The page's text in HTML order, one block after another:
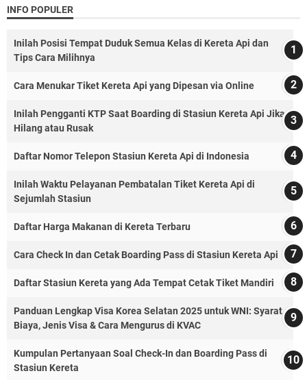
INFO POPULER
Inilah Posisi Tempat Duduk Semua Kelas di Kereta Api dan
Tips Cara Milihnya
Cara Menukar Tiket Kereta Api yang Dipesan via Online
Inilah Pengganti KTP Saat Boarding di Stasiun Kereta Api Jika
Hilang atau Rusak
Daftar Nomor Telepon Stasiun Kereta Api di Indonesia
Inilah Waktu Pelayanan Pembatalan Tiket Kereta Api di
Sejumlah Stasiun
Daftar Harga Makanan di Kereta Terbaru
Cara Check In dan Cetak Boarding Pass di Stasiun Kereta Api
Daftar Stasiun Kereta yang Ada Tempat Cetak Tiket Mandiri
Panduan Lengkap Visa Korea Selatan 2025 untuk WNI: Syarat,
Biaya, Jenis Visa & Cara Mengurus di KVAC
Kumpulan Pertanyaan Soal Check-In dan Boarding Pass di
Stasiun Kereta